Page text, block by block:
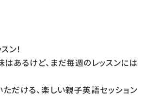
ン！
あるけど、まだ毎週のレッスンには
だける、楽しい親子英語セッション